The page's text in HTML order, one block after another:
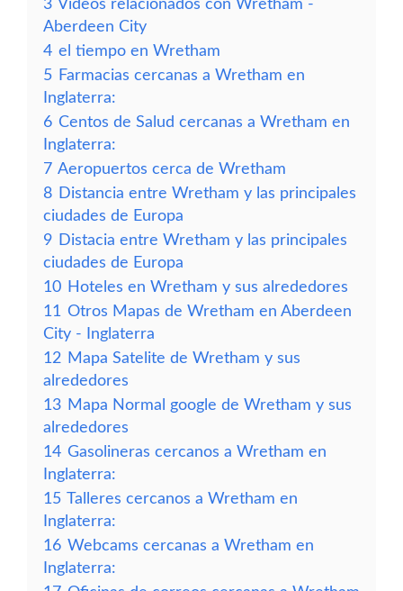
3 Vídeos relacionados con Wretham -
Aberdeen City
4 el tiempo en Wretham
5 Farmacias cercanas a Wretham en
Inglaterra:
6 Centos de Salud cercanas a Wretham en
Inglaterra:
7 Aeropuertos cerca de Wretham
8 Distancia entre Wretham y las principales
ciudades de Europa
9 Distacia entre Wretham y las principales
ciudades de Europa
10 Hoteles en Wretham y sus alrededores
11 Otros Mapas de Wretham en Aberdeen
City - Inglaterra
12 Mapa Satelite de Wretham y sus
alrededores
13 Mapa Normal google de Wretham y sus
alrededores
14 Gasolineras cercanos a Wretham en
Inglaterra:
15 Talleres cercanos a Wretham en
Inglaterra:
16 Webcams cercanas a Wretham en
Inglaterra: